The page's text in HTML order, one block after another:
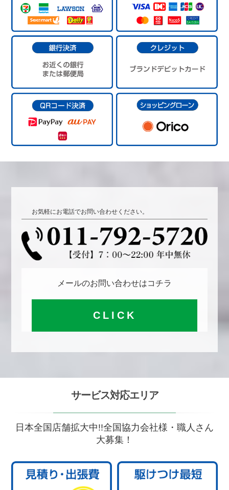
お気軽にお電話でお問い合わせください。
メールのお問い合わせはコチラ
CLICK
サービス対応エリア
日本全国店舗拡大中!!全国協力会社様・職人さん
大募集！